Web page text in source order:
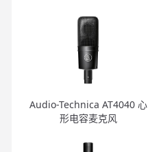
Audio-Technica AT4040 心
形电容麦克风